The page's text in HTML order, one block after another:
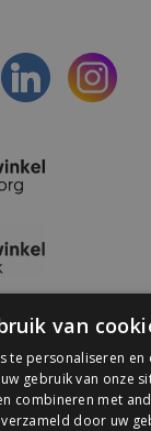
van
te personaliseren en
gebruik van onze
combineren met
door uw